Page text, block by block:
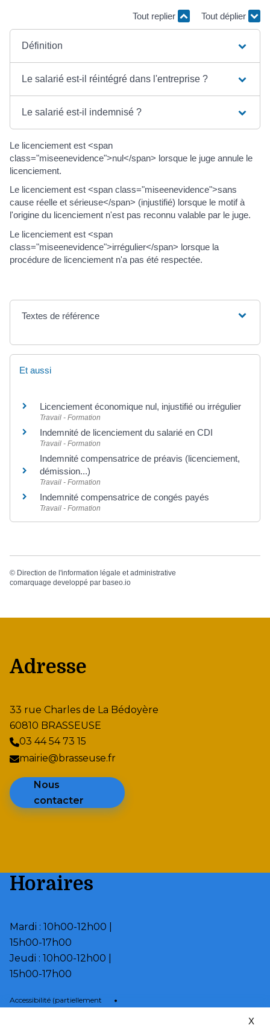
Tout replier Tout déplier
Définition
Le salarié est-il réintégré dans l'entreprise ?
Le salarié est-il indemnisé ?
Le licenciement est <span
class="miseenevidence">nul</span> lorsque le juge annule le
licenciement.
Le licenciement est <span class="miseenevidence">sans
cause réelle et sérieuse</span> (injustifié) lorsque le motif à
l'origine du licenciement n'est pas reconnu valable par le juge.
Le licenciement est <span
class="miseenevidence">irrégulier</span> lorsque la
procédure de licenciement n'a pas été respectée.
Textes de référence
Et aussi
Licenciement économique nul, injustifié ou irrégulier
Travail - Formation
Indemnité de licenciement du salarié en CDI
Travail - Formation
Indemnité compensatrice de préavis (licenciement,
démission...)
Travail - Formation
Indemnité compensatrice de congés payés
Travail - Formation
© Direction de l'information légale et administrative
comarquage developpé par baseo.io
Adresse
33 rue Charles de La Bédoyère
60810 BRASSEUSE
03 44 54 73 15
mairie@brasseuse.fr
Nous
contacter
Horaires
Mardi : 10h00-12h00 |
15h00-17h00
Jeudi : 10h00-12h00 |
15h00-17h00
Accessibilité (partiellement
•
X